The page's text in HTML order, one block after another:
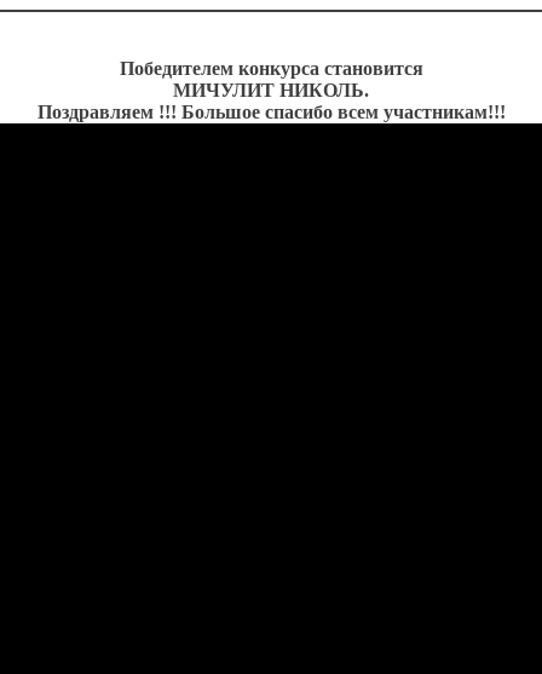
Победителем конкурса становится
МИЧУЛИТ НИКОЛЬ.
Поздравляем !!! Большое спасибо всем участникам!!!